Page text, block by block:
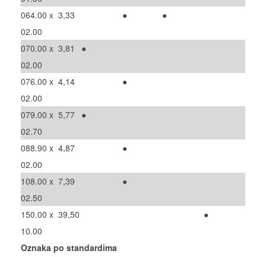
064.00 x
02.00
3,33 ● ●
070.00 x
02.00
3,81 ●
076.00 x
02.00
4,14 ●
079.00 x
02.70
5,77 ●
088.90 x
02.00
4,87 ●
108.00 x
02.50
7,39 ●
150.00 x
10.00
39,50 ●
Oznaka po standardima